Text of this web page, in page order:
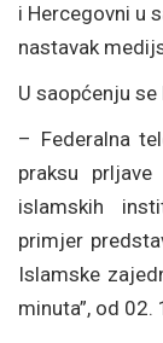
i Hercegovni u
nastavak
U saopćenju se
– Federalna
praksu
islamskih
primjer
Islamske
minuta”, od